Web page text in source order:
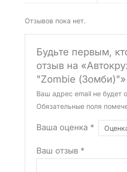
Отзывов пока нет.
Будьте первым,
отзыв на
"Zombie (Зомби)"»
Ваш адрес email не будет
Обязательные поля
Ваша оценка *
Ваш отзыв *